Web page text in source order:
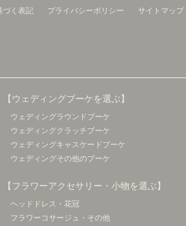
サイトマップ
プライバシーポリシー
づく表記
【ウェディングブーケを選ぶ】
ウェディングラウンドブーケ
ウェディングクラッチブーケ
ウェディングキャスケードブーケ
ウェディングその他のブーケ
【フラワーアクセサリー・小物を選ぶ】
ヘッドドレス・花冠
フラワーコサージュ・その他